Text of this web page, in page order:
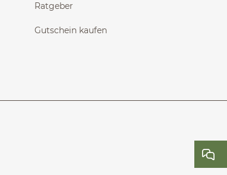
Ratgeber
Gutschein kaufen